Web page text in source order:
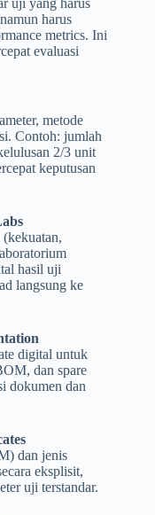
harus
metrics. Ini
evaluasi
metode
Contoh: jumlah
2/3 unit
keputusan
hasil uji
langsung ke
digital untuk
dan spare
dokumen dan
dan jenis
eksplisit,
uji terstandar.